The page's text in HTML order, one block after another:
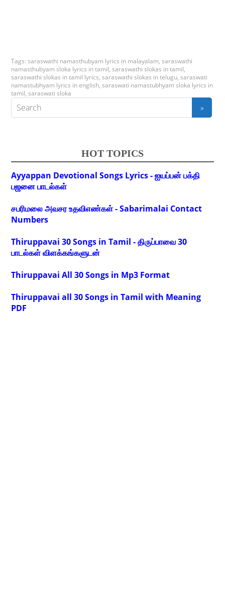
Tags:saraswathi namasthubyam lyrics in malayalam,saraswathi
namasthubyam sloka lyrics in tamil,saraswathi slokas in tamil,
saraswathi slokas in tamil lyrics,saraswathi slokas in telugu,saraswati
namastubhyam lyrics in english,saraswati namastubhyam sloka lyrics in
tamil,saraswati sloka
HOT TOPICS
Ayyappan Devotional Songs Lyrics - ஐயப்பன் பக்தி
பஜனை பாடல்கள்
சபரிமலை அவசர உதவிஎண்கள் - Sabarimalai Contact
Numbers
Thiruppavai 30 Songs in Tamil - திருப்பாவை 30
பாடல்கள் விளக்கங்களுடன்
Thiruppavai All 30 Songs in Mp3 Format
Thiruppavai all 30 Songs in Tamil with Meaning
PDF